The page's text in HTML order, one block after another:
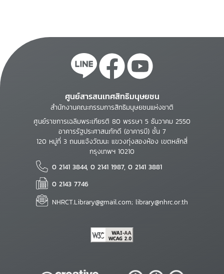
ศูนย์สารสนเทศสิทธิมนุษยชน
สำนักงานคณะกรรมการสิทธิมนุษยชนแห่งชาติ
ศูนย์ราชการเฉลิมพระเกียรติ 80 พรรษา 5 ธันวาคม 2550
อาคารรัฐประศาสนภักดี (อาคารบี) ชั้น 7
120 หมู่ที่ 3 ถนนแจ้งวัฒนะ แขวงทุ่งสองห้อง เขตหลักสี่
กรุงเทพฯ 10210
0 2141 3844, 0 2141 1987, 0 2141 3881
0 2143 7746
NHRCT.Library@gmail.com; library@nhrc.or.th